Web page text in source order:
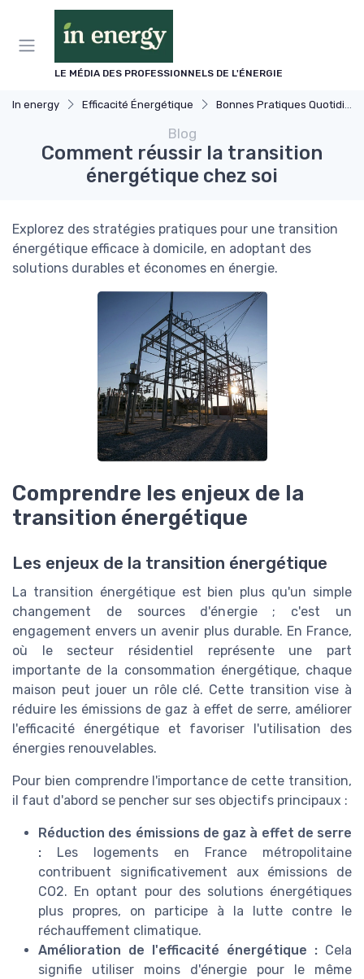
LE MÉDIA DES PROFESSIONNELS DE L'ÉNERGIE
In energy Efficacité Énergétique Bonnes Pratiques Quotidiennes
Blog
Comment réussir la transition
énergétique chez soi
Explorez des stratégies pratiques pour une transition
énergétique efficace à domicile, en adoptant des
solutions durables et économes en énergie.
Comprendre les enjeux de la
transition énergétique
Les enjeux de la transition énergétique
La transition énergétique est bien plus qu'un simple
changement de sources d'énergie ; c'est un
engagement envers un avenir plus durable. En France,
où le secteur résidentiel représente une part
importante de la consommation énergétique, chaque
maison peut jouer un rôle clé. Cette transition vise à
réduire les émissions de gaz à effet de serre, améliorer
l'efficacité énergétique et favoriser l'utilisation des
énergies renouvelables.
Pour bien comprendre l'importance de cette transition,
il faut d'abord se pencher sur ses objectifs principaux :
Réduction des émissions de gaz à effet de serre
: Les logements en France métropolitaine
contribuent significativement aux émissions de
CO2. En optant pour des solutions énergétiques
plus propres, on participe à la lutte contre le
réchauffement climatique.
Amélioration de l'efficacité énergétique : Cela
signifie utiliser moins d'énergie pour le même
Panneau de gestion des cookies